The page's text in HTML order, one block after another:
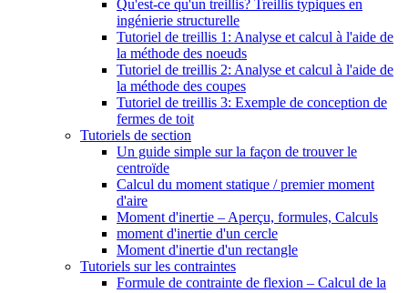
Qu'est-ce qu'un treillis? Treillis typiques en
ingénierie structurelle
Tutoriel de treillis 1: Analyse et calcul à l'aide de
la méthode des noeuds
Tutoriel de treillis 2: Analyse et calcul à l'aide de
la méthode des coupes
Tutoriel de treillis 3: Exemple de conception de
fermes de toit
Tutoriels de section
Un guide simple sur la façon de trouver le
centroïde
Calcul du moment statique / premier moment
d'aire
Moment d'inertie – Aperçu, formules, Calculs
moment d'inertie d'un cercle
Moment d'inertie d'un rectangle
Tutoriels sur les contraintes
Formule de contrainte de flexion – Calcul de la